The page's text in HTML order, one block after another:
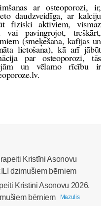
ar osteoporozi, ir,
daudzveidīga, ar kalciju
fiziski aktīviem, vismaz
vai pavingrojot, treškārt,
(smēķēšana, kafijas un
lietošana), kā arī jābūt
par osteoporozi, tās
un vēlamo rīcību ir
Kristīni Asonovu 2026.
bērniem
Mazulis